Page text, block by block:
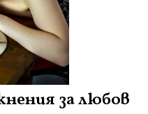
за любов